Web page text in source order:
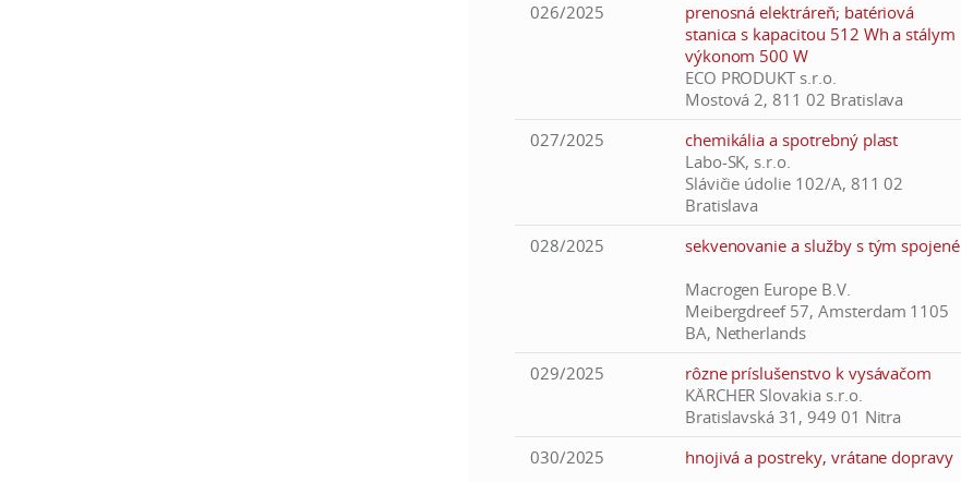
026/2025
prenosná elektráreň; batériová
stanica s kapacitou 512 Wh a stálym
výkonom 500 W
ECO PRODUKT s.r.o.
Mostová 2, 811 02 Bratislava
027/2025
chemikália a spotrebný plast
Labo-SK, s.r.o.
Slávičie údolie 102/A, 811 02
Bratislava
028/2025
sekvenovanie a služby s tým spojené
Macrogen Europe B.V.
Meibergdreef 57, Amsterdam 1105
BA, Netherlands
029/2025
rôzne príslušenstvo k vysávačom
KÄRCHER Slovakia s.r.o.
Bratislavská 31, 949 01 Nitra
030/2025 hnojivá a postreky, vrátane dopravy